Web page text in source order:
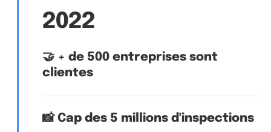
2022
🤝 + de 500 entreprises sont
clientes
📸 Cap des 5 millions d'inspections